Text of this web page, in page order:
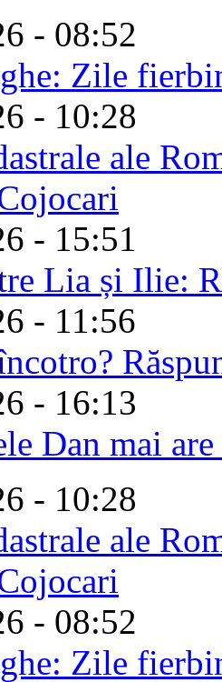
- 08:52
Zile
- 10:28
ale
- 15:51
Lia și Ilie:
- 11:56
- 16:13
Dan mai
- 10:28
ale
- 08:52
Zile